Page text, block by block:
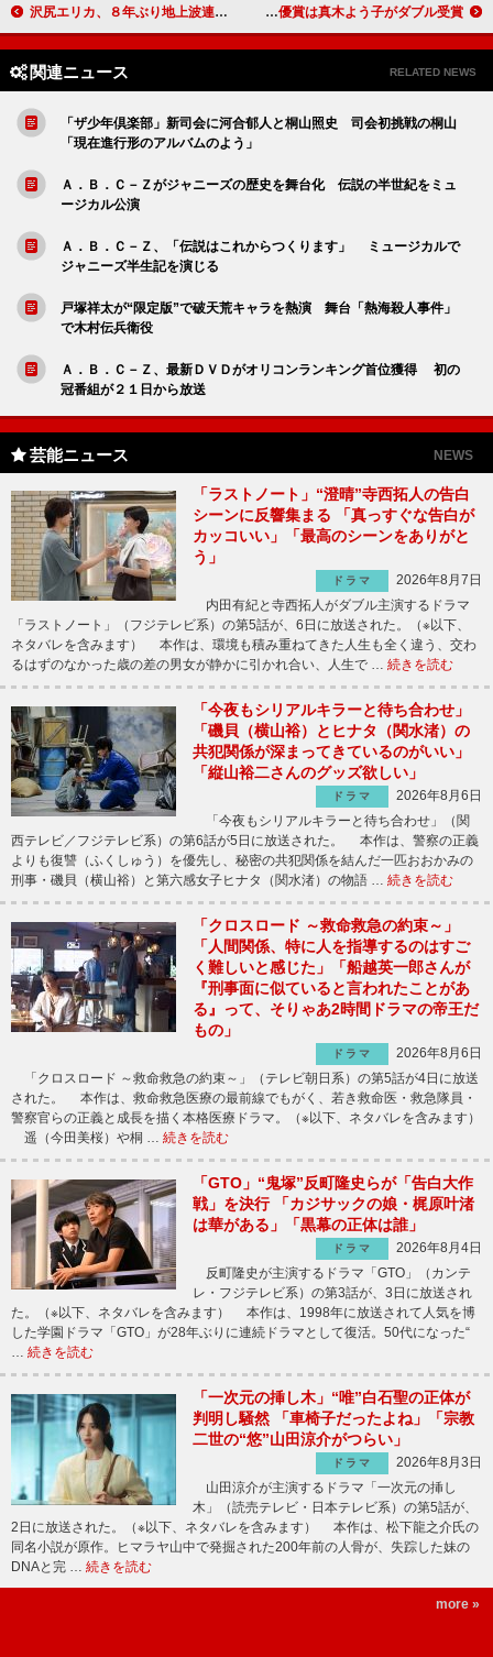
沢尻エリカ、８年ぶり地上波連ドラに主演 “恋仲”中丸雄一は「女性に囲まれての撮影にドキドキ」 日本アカデミー賞、主演男優賞に『舟を編む』の松田龍平 女優賞は真木よう子がダブル受賞
関連ニュース RELATED NEWS
「ザ少年倶楽部」新司会に河合郁人と桐山照史 司会初挑戦の桐山
「現在進行形のアルバムのよう」
Ａ．Ｂ．Ｃ－Ｚがジャニーズの歴史を舞台化 伝説の半世紀をミュ
ージカル公演
Ａ．Ｂ．Ｃ－Ｚ、「伝説はこれからつくります」 ミュージカルで
ジャニーズ半生記を演じる
戸塚祥太が“限定版”で破天荒キャラを熱演 舞台「熱海殺人事件」
で木村伝兵衛役
Ａ．Ｂ．Ｃ－Ｚ、最新ＤＶＤがオリコンランキング首位獲得 初の
冠番組が２１日から放送
芸能ニュース NEWS
「ラストノート」“澄晴”寺西拓人の告白
シーンに反響集まる 「真っすぐな告白が
カッコいい」「最高のシーンをありがと
う」
ドラマ
2026年8月7日
内田有紀と寺西拓人がダブル主演するドラマ
「ラストノート」（フジテレビ系）の第5話が、6日に放送された。（※以下、
ネタバレを含みます） 本作は、環境も積み重ねてきた人生も全く違う、交わ
るはずのなかった歳の差の男女が静かに引かれ合い、人生で … 続きを読む
「今夜もシリアルキラーと待ち合わせ」
「磯貝（横山裕）とヒナタ（関水渚）の
共犯関係が深まってきているのがいい」
「縦山裕二さんのグッズ欲しい」
ドラマ
2026年8月6日
「今夜もシリアルキラーと待ち合わせ」（関
西テレビ／フジテレビ系）の第6話が5日に放送された。 本作は、警察の正義
よりも復讐（ふくしゅう）を優先し、秘密の共犯関係を結んだ一匹おおかみの
刑事・磯貝（横山裕）と第六感女子ヒナタ（関水渚）の物語 … 続きを読む
「クロスロード ～救命救急の約束～」
「人間関係、特に人を指導するのはすご
く難しいと感じた」「船越英一郎さんが
『刑事面に似ていると言われたことがあ
る』って、そりゃあ2時間ドラマの帝王だ
もの」
ドラマ
2026年8月6日
「クロスロード ～救命救急の約束～」（テレビ朝日系）の第5話が4日に放送
された。 本作は、救命救急医療の最前線でもがく、若き救命医・救急隊員・
警察官らの正義と成長を描く本格医療ドラマ。（※以下、ネタバレを含みます）
遥（今田美桜）や桐 … 続きを読む
「GTO」“鬼塚”反町隆史らが「告白大作
戦」を決行 「カジサックの娘・梶原叶渚
は華がある」「黒幕の正体は誰」
ドラマ
2026年8月4日
反町隆史が主演するドラマ「GTO」（カンテ
レ・フジテレビ系）の第3話が、3日に放送され
た。（※以下、ネタバレを含みます） 本作は、1998年に放送されて人気を博
した学園ドラマ「GTO」が28年ぶりに連続ドラマとして復活。50代になった“
… 続きを読む
「一次元の挿し木」“唯”白石聖の正体が
判明し騒然 「車椅子だったよね」「宗教
二世の“悠”山田涼介がつらい」
ドラマ
2026年8月3日
山田涼介が主演するドラマ「一次元の挿し
木」（読売テレビ・日本テレビ系）の第5話が、
2日に放送された。（※以下、ネタバレを含みます） 本作は、松下龍之介氏の
同名小説が原作。ヒマラヤ山中で発掘された200年前の人骨が、失踪した妹の
DNAと完 … 続きを読む
more »